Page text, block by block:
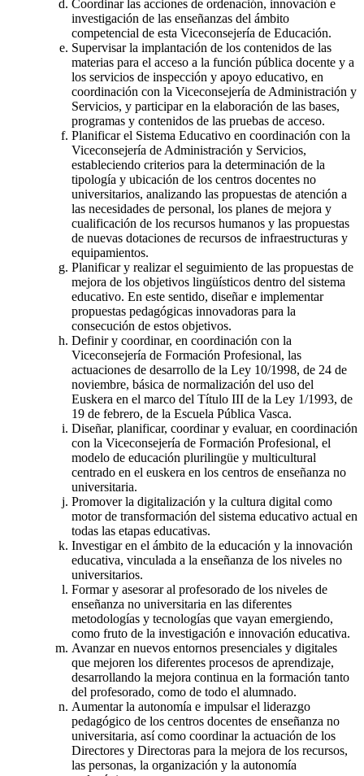
Coordinar las acciones de ordenación, innovación e
investigación de las enseñanzas del ámbito
competencial de esta Viceconsejería de Educación.
Supervisar la implantación de los contenidos de las
materias para el acceso a la función pública docente y a
los servicios de inspección y apoyo educativo, en
coordinación con la Viceconsejería de Administración y
Servicios, y participar en la elaboración de las bases,
programas y contenidos de las pruebas de acceso.
Planificar el Sistema Educativo en coordinación con la
Viceconsejería de Administración y Servicios,
estableciendo criterios para la determinación de la
tipología y ubicación de los centros docentes no
universitarios, analizando las propuestas de atención a
las necesidades de personal, los planes de mejora y
cualificación de los recursos humanos y las propuestas
de nuevas dotaciones de recursos de infraestructuras y
equipamientos.
Planificar y realizar el seguimiento de las propuestas de
mejora de los objetivos lingüísticos dentro del sistema
educativo. En este sentido, diseñar e implementar
propuestas pedagógicas innovadoras para la
consecución de estos objetivos.
Definir y coordinar, en coordinación con la
Viceconsejería de Formación Profesional, las
actuaciones de desarrollo de la Ley 10/1998, de 24 de
noviembre, básica de normalización del uso del
Euskera en el marco del Título III de la Ley 1/1993, de
19 de febrero, de la Escuela Pública Vasca.
Diseñar, planificar, coordinar y evaluar, en coordinación
con la Viceconsejería de Formación Profesional, el
modelo de educación plurilingüe y multicultural
centrado en el euskera en los centros de enseñanza no
universitaria.
Promover la digitalización y la cultura digital como
motor de transformación del sistema educativo actual en
todas las etapas educativas.
Investigar en el ámbito de la educación y la innovación
educativa, vinculada a la enseñanza de los niveles no
universitarios.
Formar y asesorar al profesorado de los niveles de
enseñanza no universitaria en las diferentes
metodologías y tecnologías que vayan emergiendo,
como fruto de la investigación e innovación educativa.
Avanzar en nuevos entornos presenciales y digitales
que mejoren los diferentes procesos de aprendizaje,
desarrollando la mejora continua en la formación tanto
del profesorado, como de todo el alumnado.
Aumentar la autonomía e impulsar el liderazgo
pedagógico de los centros docentes de enseñanza no
universitaria, así como coordinar la actuación de los
Directores y Directoras para la mejora de los recursos,
las personas, la organización y la autonomía